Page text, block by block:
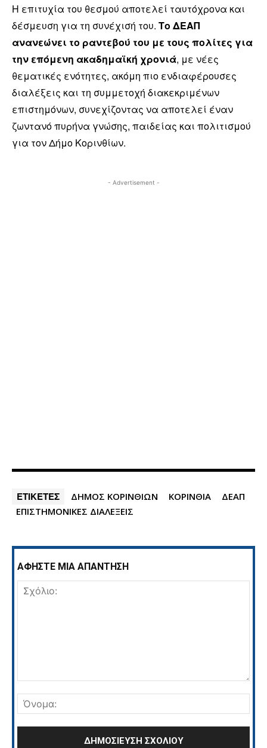
Η επιτυχία του θεσμού αποτελεί ταυτόχρονα και
δέσμευση για τη συνέχισή του. Το ΔΕΑΠ
ανανεώνει το ραντεβού του με τους πολίτες για
την επόμενη ακαδημαϊκή χρονιά, με νέες
θεματικές ενότητες, ακόμη πιο ενδιαφέρουσες
διαλέξεις και τη συμμετοχή διακεκριμένων
επιστημόνων, συνεχίζοντας να αποτελεί έναν
ζωντανό πυρήνα γνώσης, παιδείας και πολιτισμού
για τον Δήμο Κορινθίων.
- Advertisement -
ΕΤΙΚΕΤΕΣ ΔΗΜΟΣ ΚΟΡΙΝΘΙΩΝ ΚΟΡΙΝΘΙΑ
ΔΕΑΠ
ΕΠΙΣΤΗΜΟΝΙΚΕΣ ΔΙΑΛΕΞΕΙΣ
ΑΦΗΣΤΕ ΜΙΑ ΑΠΑΝΤΗΣΗ